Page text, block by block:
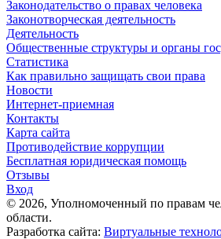
Законодательство о правах человека
Законотворческая деятельность
Деятельность
Общественные структуры и органы
Статистика
Как правильно защищать свои права
Новости
Интернет-приемная
Контакты
Карта сайта
Противодействие коррупции
Бесплатная юридическая помощь
Отзывы
Вход
© 2026, Уполномоченный по правам
области.
Разработка сайта: Виртуальные